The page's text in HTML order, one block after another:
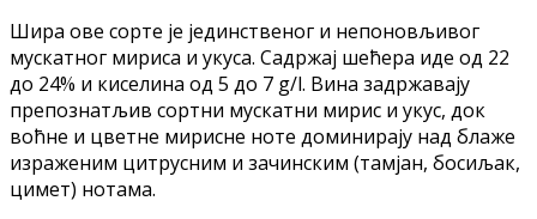
Шира ове сорте је јединственог и непоновљивог
мускатног мириса и укуса. Садржај шећера иде од 22
до 24% и киселина од 5 до 7 g/l. Вина задржавају
препознатљив сортни мускатни мирис и укус, док
воћне и цветне мирисне ноте доминирају над блаже
израженим цитрусним и зачинским (тамјан, босиљак,
цимет) нотама.